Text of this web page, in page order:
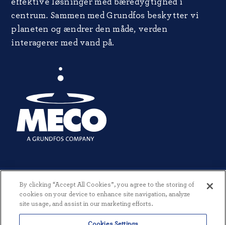
effektive løsninger med bæredygtighed i
centrum. Sammen med Grundfos beskytter vi
planeten og ændrer den måde, verden
interagerer med vand på.
© 2026 MECO INCORPORATED. ALLE RETTIGHEDER FORBEHOLDES.
By clicking “Accept All Cookies”, you agree to the storing of
cookies on your device to enhance site navigation, analyze
site usage, and assist in our marketing efforts.